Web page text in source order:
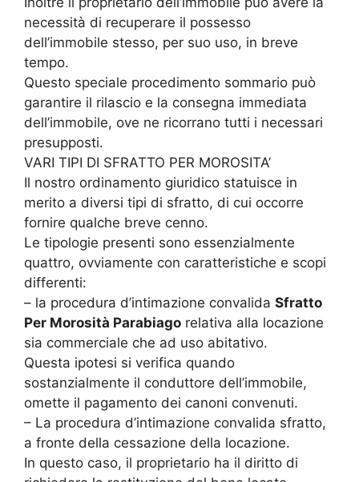
necessità di recuperare il possesso
dell’immobile stesso, per suo uso, in breve
tempo.
Questo speciale procedimento sommario può
garantire il rilascio e la consegna immediata
dell’immobile, ove ne ricorrano tutti i necessari
presupposti.
VARI TIPI DI SFRATTO PER MOROSITA’
Il nostro ordinamento giuridico statuisce in
merito a diversi tipi di sfratto, di cui occorre
fornire qualche breve cenno.
Le tipologie presenti sono essenzialmente
quattro, ovviamente con caratteristiche e scopi
differenti:
– la procedura d’intimazione convalida Sfratto
Per Morosità Parabiago relativa alla locazione
sia commerciale che ad uso abitativo.
Questa ipotesi si verifica quando
sostanzialmente il conduttore dell’immobile,
omette il pagamento dei canoni convenuti.
– La procedura d’intimazione convalida sfratto,
a fronte della cessazione della locazione.
In questo caso, il proprietario ha il diritto di